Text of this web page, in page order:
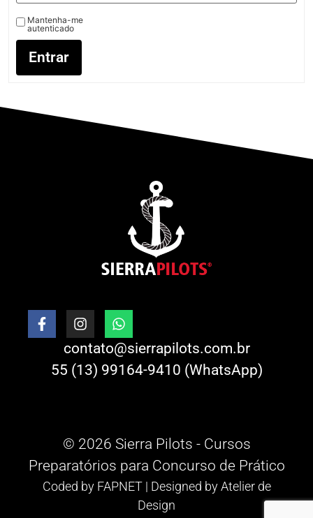
Mantenha-me
autenticado
Entrar
contato@sierrapilots.com.br
55 (13) 99164-9410 (WhatsApp)
© 2026 Sierra Pilots - Cursos
Preparatórios para Concurso de Prático
Coded by FAPNET| Designed byAtelier de
Design